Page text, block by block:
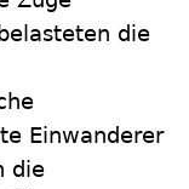
die
Einwanderer
die